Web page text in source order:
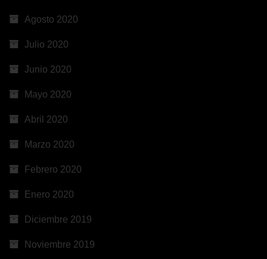
Agosto 2020
Julio 2020
Junio 2020
Mayo 2020
Abril 2020
Marzo 2020
Febrero 2020
Enero 2020
Diciembre 2019
Noviembre 2019